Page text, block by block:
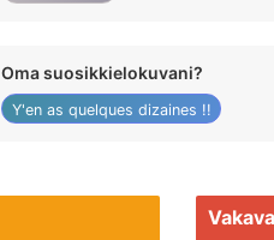
Oma suosikkielokuvani?
Y'en as quelques dizaines !!
Vakava